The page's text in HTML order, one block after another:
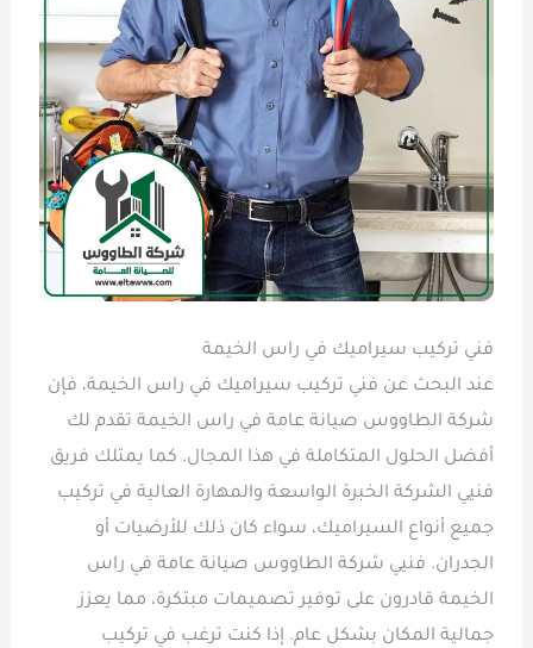
فني تركيب سيراميك في راس الخيمة
عند البحث عن فني تركيب سيراميك في راس الخيمة، فإن
شركة الطاووس صيانة عامة في راس الخيمة تقدم لك
أفضل الحلول المتكاملة في هذا المجال. كما يمتلك فريق
فنيي الشركة الخبرة الواسعة والمهارة العالية في تركيب
جميع أنواع السيراميك، سواء كان ذلك للأرضيات أو
الجدران. فنيي شركة الطاووس صيانة عامة في راس
الخيمة قادرون على توفير تصميمات مبتكرة، مما يعزز
جمالية المكان بشكل عام. إذا كنت ترغب في تركيب